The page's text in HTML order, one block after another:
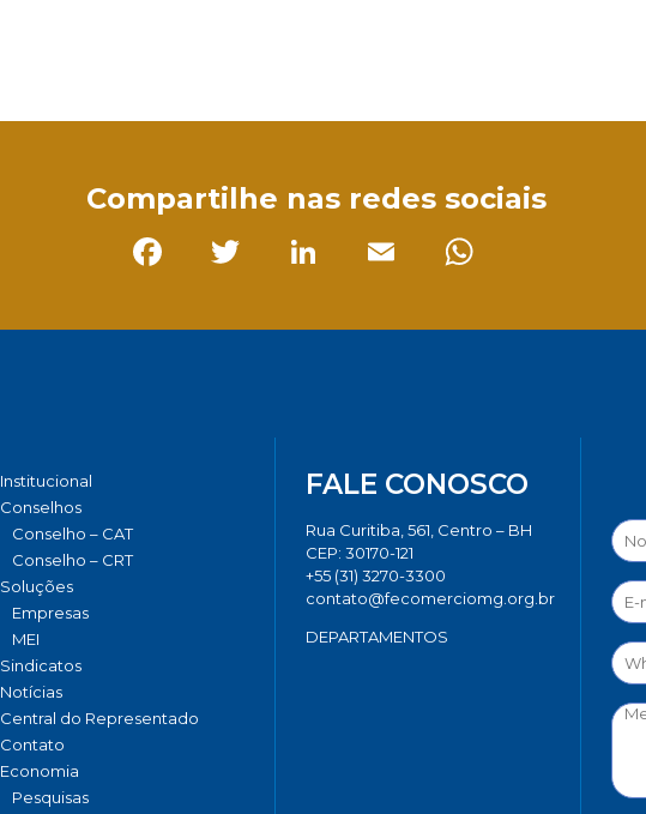
Compartilhe nas redes sociais
Institucional
Conselhos
Conselho – CAT
Conselho – CRT
Soluções
Empresas
MEI
Sindicatos
Notícias
Central do Representado
Contato
Economia
Pesquisas
FALE CONOSCO
Rua Curitiba, 561, Centro – BH
CEP: 30170-121
+55 (31) 3270-3300
contato@fecomerciomg.org.br
DEPARTAMENTOS